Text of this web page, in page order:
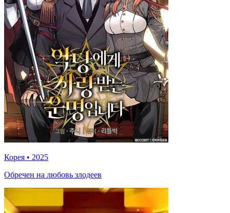
Корея • 2025
Обречен на любовь злодеев